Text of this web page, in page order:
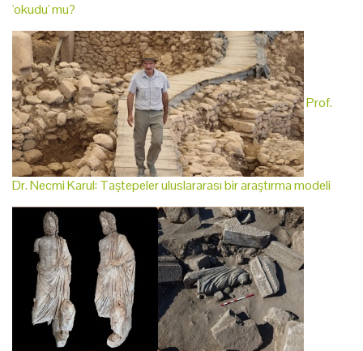
'okudu' mu?
Prof.
Dr. Necmi Karul: Taştepeler uluslararası bir araştırma modeli